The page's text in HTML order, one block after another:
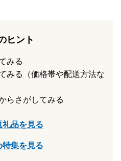
ください。
を参照してください。
ヒント
みる
みる（価格帯や配送方法な
らさがしてみる
礼品を見る
特集を見る